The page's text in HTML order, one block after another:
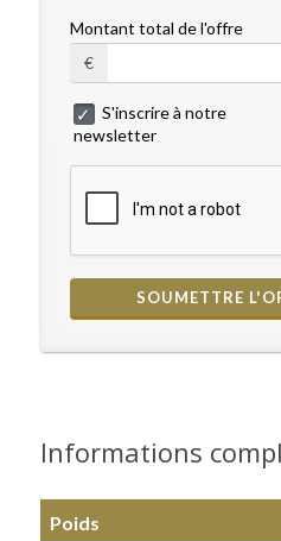
Montant total de l'offre
€
S'inscrire à notre
newsletter
Informations
Poids